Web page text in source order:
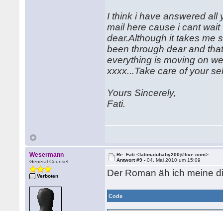
I think i have answered all
mail here cause i cant
dear.Although it takes me
been through dear and
everything is moving on
xxxx...Take care of your
Yours Sincerely,
Fati.
Wesermann
General Counsel
Verboten
Re: Fati <fatimatubaby200@live.com>
Antwort #9 -04. Mai 2010 um 15:09
Der Roman äh ich meine
Code